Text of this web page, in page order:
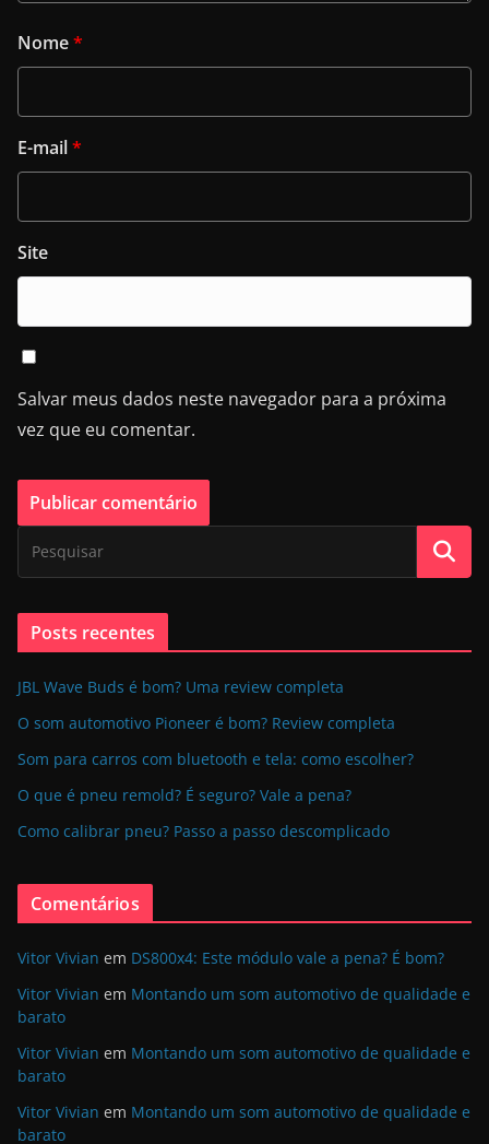
Nome*
E-mail*
Site
Salvar meus dados neste navegador para a próxima
vez que eu comentar.
Posts recentes
JBL Wave Buds é bom? Uma review completa
O som automotivo Pioneer é bom? Review completa
Som para carros com bluetooth e tela: como escolher?
O que é pneu remold? É seguro? Vale a pena?
Como calibrar pneu? Passo a passo descomplicado
Comentários
Vitor Vivian em DS800x4: Este módulo vale a pena? É bom?
Vitor Vivian em Montando um som automotivo de qualidade e
barato
Vitor Vivian em Montando um som automotivo de qualidade e
barato
Vitor Vivian em Montando um som automotivo de qualidade e
barato